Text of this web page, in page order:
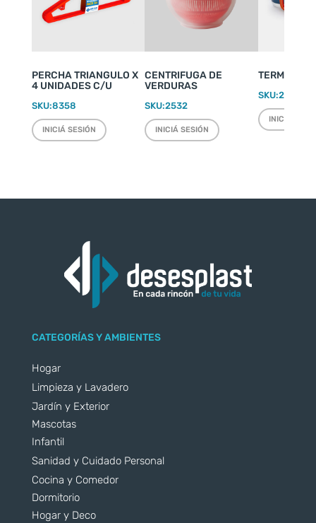
PERCHA TRIANGULO X
4 UNIDADES C/U
SKU:8358
INICIÁ SESIÓN
CENTRIFUGA DE
VERDURAS
SKU:2532
INICIÁ SESIÓN
TERMO
SKU:2220
INICIÁ
CATEGORÍAS Y AMBIENTES
Hogar
Limpieza y Lavadero
Jardín y Exterior
Mascotas
Infantil
Sanidad y Cuidado Personal
Cocina y Comedor
Dormitorio
Hogar y Deco